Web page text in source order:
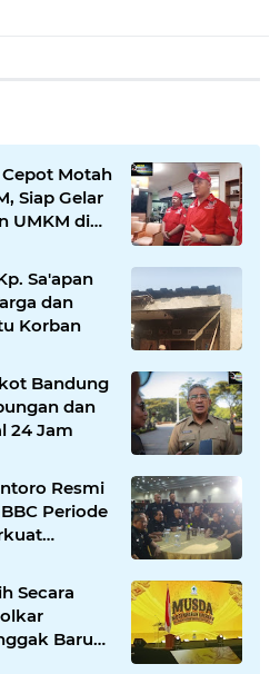
Motah
Siap Gelar
UMKM di
Sa'apan
dan
Korban
Bandung
dan
24 Jam
Resmi
Periode
Secara
Baru